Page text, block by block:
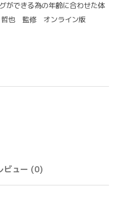
ができる為の年齢に合わせた体
哲也 監修 オンライン版
ビュー (0)